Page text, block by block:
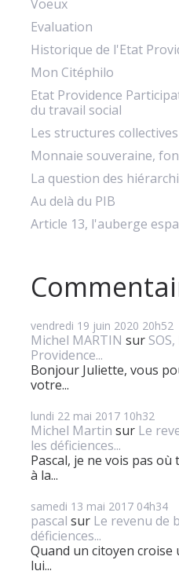
Voeux
Evaluation
Historique de l'Etat
Mon Citéphilo
Etat Providence
du travail social
Les structures collectives
Monnaie souveraine,
La question des
Au delà du PIB
Article 13, l'auberge
vendredi 19 juin 2020 20h52
Michel MARTIN sur
Providence...
Bonjour Juliette, vous
votre...
lundi 22 mai 2017 10h32
Michel Martin sur Le
les déficiences...
Pascal, je ne vois pas
à la...
samedi 13 mai 2017 04h34
pascal sur Le revenu de
déficiences...
Quand un citoyen croise
lui...